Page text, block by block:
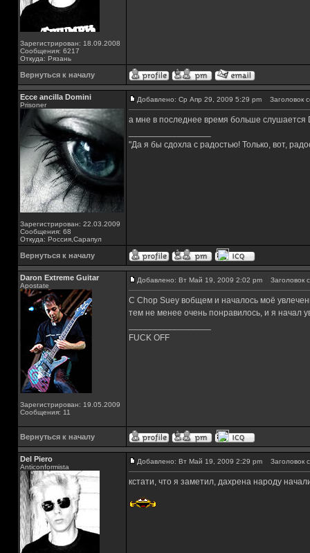
Зарегистрирован: 18.09.2008
Сообщения: 6217
Откуда: Рязань
Вернуться к началу
Ecce ancilla Domini
Prisoner
Зарегистрирован: 22.03.2009
Сообщения: 68
Откуда: Россия,Сарапул
Добавлено: Ср Апр 29, 2009 5:29 pm Заголовок
а мне в последнее время больше слушается
"Да я бы сдохла с радостью! Только, вот,
Вернуться к началу
Daron Extreme Guitar
Apostate
Зарегистрирован: 19.05.2009
Сообщения: 11
Добавлено: Вт Май 19, 2009 2:02 pm Заголовок
C Chop Suey вобщем и началось моё
тем не менее очень понравилось, и я начал
FUCK OFF
Вернуться к началу
Del Piero
Аnticonformista
Добавлено: Вт Май 19, 2009 2:29 pm Заголовок
кстати, что я заметил, дахрена народу